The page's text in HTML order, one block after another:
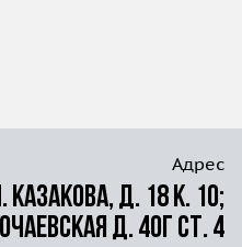
Адрес
Казакова, д. 18 к. 10;
д. 40г ст. 4